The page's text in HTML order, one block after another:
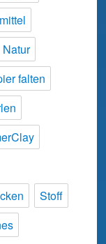
Natur
falten
Stoff